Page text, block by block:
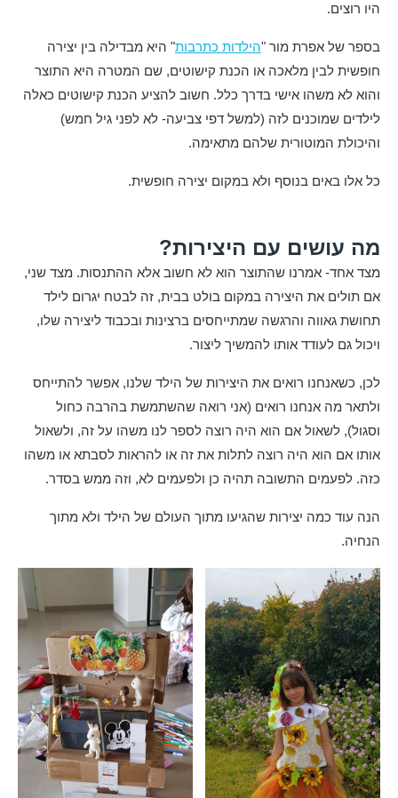
היו רוצים.
בספר של אפרת מור "הילדות כתרבות" היא מבדילה בין יצירה
חופשית לבין מלאכה או הכנת קישוטים, שם המטרה היא התוצר
והוא לא משהו אישי בדרך כלל. חשוב להציע הכנת קישוטים כאלה
לילדים שמוכנים לזה (למשל דפי צביעה- לא לפני גיל חמש)
והיכולת המוטורית שלהם מתאימה.
כל אלו באים בנוסף ולא במקום יצירה חופשית.
מה עושים עם היצירות?
מצד אחד- אמרנו שהתוצר הוא לא חשוב אלא ההתנסות. מצד שני,
אם תולים את היצירה במקום בולט בבית, זה לבטח יגרום לילד
תחושת גאווה והרגשה שמתייחסים ברצינות ובכבוד ליצירה שלו,
ויכול גם לעודד אותו להמשיך ליצור.
לכן, כשאנחנו רואים את היצירות של הילד שלנו, אפשר להתייחס
ולתאר מה אנחנו רואים (אני רואה שהשתמשת בהרבה כחול
וסגול), לשאול אם הוא היה רוצה לספר לנו משהו על זה, ולשאול
אותו אם הוא היה רוצה לתלות את זה או להראות לסבתא או משהו
כזה. לפעמים התשובה תהיה כן ולפעמים לא, וזה ממש בסדר.
הנה עוד כמה יצירות שהגיעו מתוך העולם של הילד ולא מתוך
הנחיה.